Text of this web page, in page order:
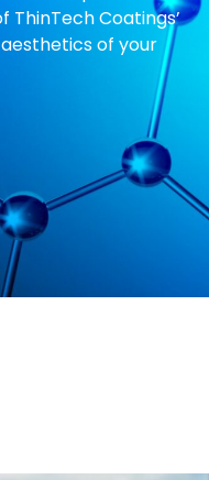
ThinTech Coatings’
of your